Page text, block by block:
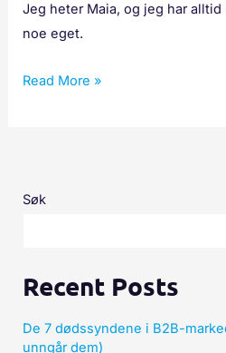
Jeg heter Maia, og jeg har
noe eget.
Read More »
Søk
Recent Posts
De 7 dødssyndene i B2B-
unngår dem)